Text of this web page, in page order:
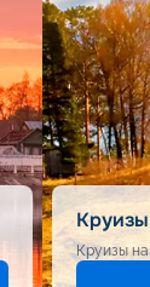
Круизы